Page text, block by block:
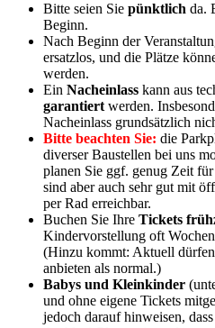
Bitte seien Sie pünktlich da.
Beginn.
Nach Beginn der
ersatzlos, und die Plätze
werden.
Ein Nacheinlass kann aus
garantiert werden.
Nacheinlass grundsätzlich
Bitte beachten Sie: die
diverser Baustellen bei uns
planen Sie ggf. genug Zeit
sind aber auch sehr gut mit
per Rad erreichbar.
Buchen Sie Ihre Tickets
Kindervorstellung oft
(Hinzu kommt: Aktuell
anbieten als normal.)
Babys und Kleinkinder
und ohne eigene Tickets
jedoch darauf hinweisen,